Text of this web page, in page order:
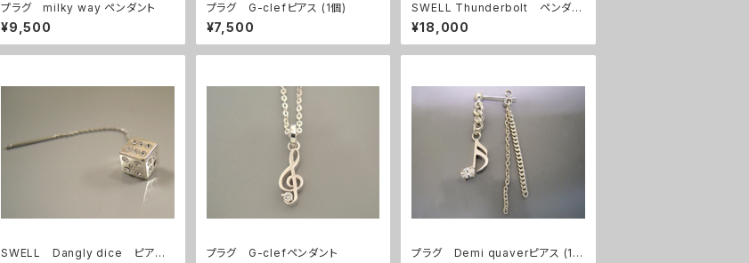
プラグ milky way ペンダント
¥9,500
プラグ G-clefピアス (1個)
¥7,500
SWELL Thunderbolt ペンダン
ト
¥18,000
SWELL Dangly dice ピアス
プラグ G-clefペンダント
プラグ Demi quaverピアス (1